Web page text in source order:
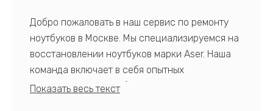
Добро пожаловать в наш сервис по ремонту
ноутбуков в Москве. Мы специализируемся на
восстановлении ноутбуков марки Aser. Наша
команда включает в себя опытных
профессионалов с обширными знаниями и